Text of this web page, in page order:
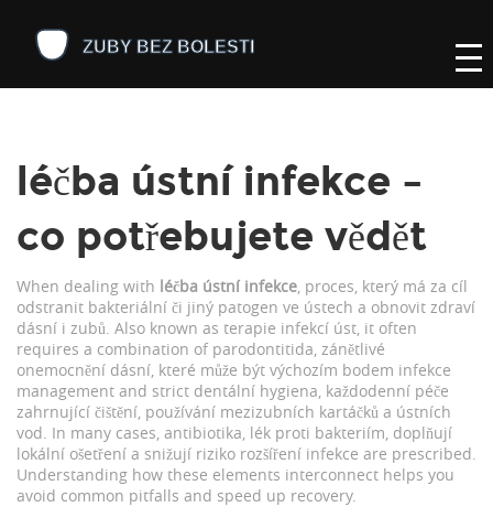
léčba ústní infekce –
co potřebujete vědět
When dealing with léčba ústní infekce, proces, který má za cíl
odstranit bakteriální či jiný patogen ve ústech a obnovit zdraví
dásní i zubů. Also known as terapie infekcí úst, it often
requires a combination of parodontitida, zánětlivé
onemocnění dásní, které může být výchozím bodem infekce
management and strict dentální hygiena, každodenní péče
zahrnující čištění, používání mezizubních kartáčků a ústních
vod. In many cases, antibiotika, lék proti bakteriím, doplňují
lokální ošetření a snižují riziko rozšíření infekce are prescribed.
Understanding how these elements interconnect helps you
avoid common pitfalls and speed up recovery.